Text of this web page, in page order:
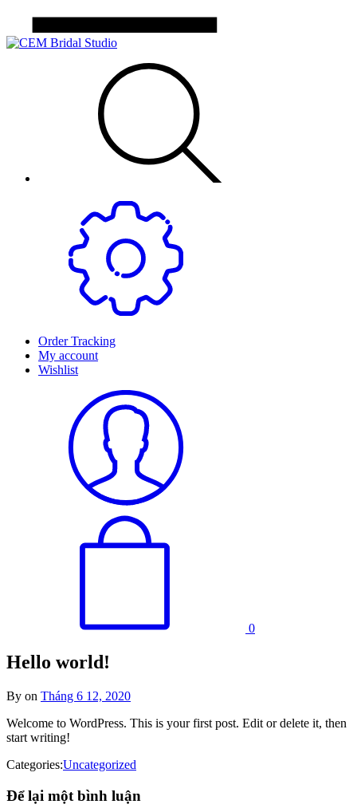
Order Tracking
My account
Wishlist
0
Hello world!
By on Tháng 6 12, 2020
Welcome to WordPress. This is your first post. Edit or delete it, then
start writing!
Categories:Uncategorized
Để lại một bình luận